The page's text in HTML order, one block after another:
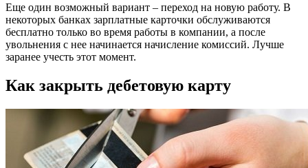
Еще один возможный вариант – переход на новую работу. В
некоторых банках зарплатные карточки обслуживаются
бесплатно только во время работы в компании, а после
увольнения с нее начинается начисление комиссий. Лучше
заранее учесть этот момент.
Как закрыть дебетовую карту